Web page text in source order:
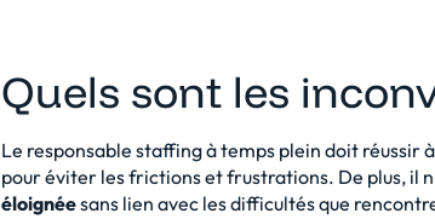
Quels sont les
Le responsable staffing à temps plein doit réussir à
pour éviter les frictions et frustrations. De plus, il
éloignéesans lien avec les difficultés que